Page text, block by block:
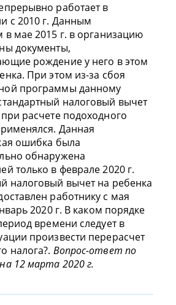
работает в
с 2010 г. Данным
в мае 2015 г. в организацию
документы,
рождение у него в этом
При этом из-за сбоя
программы данному
налоговый вычет
расчете подоходного
Данная
ошибка была
обнаружена
только в феврале 2020 г.
налоговый вычет на ребенка
работнику с мая
2020 г. В каком порядке
времени следует в
произвести перерасчет
налога?. Вопрос-ответ по
12 марта 2020 г.